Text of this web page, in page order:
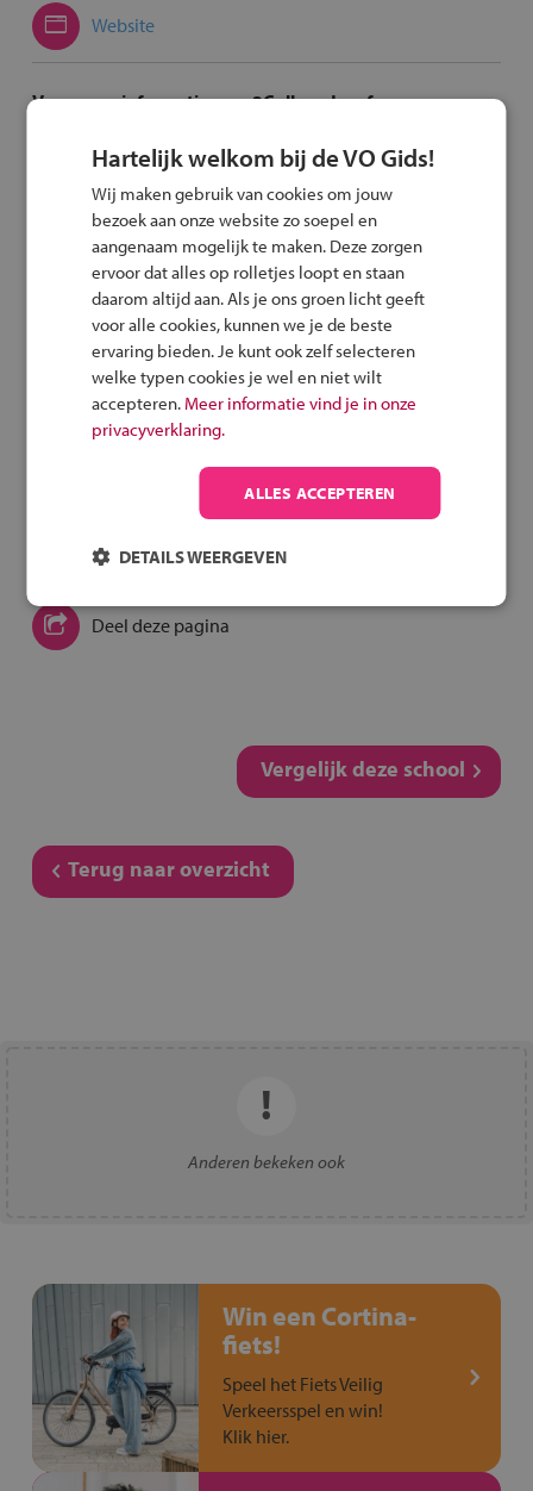
Website
Voor meer informatie over 2College Jozefmavo
Stuur een e-mail
Met de fiets of het OV
Route per fiets
Route met het OV
Speel het veilig fietsen
Deel deze pagina
Vergelijk deze school
Terug naar overzicht
Anderen bekeken ook
Win een Cortina-
fiets!
Speel het Fiets Veilig
Verkeersspel en win!
Klik hier.
Hartelijk welkom bij de VO Gids!
Wij maken gebruik van cookies om jouw
bezoek aan onze website zo soepel en
aangenaam mogelijk te maken. Deze zorgen
ervoor dat alles op rolletjes loopt en staan
daarom altijd aan. Als je ons groen licht geeft
voor alle cookies, kunnen we je de beste
ervaring bieden. Je kunt ook zelf selecteren
welke typen cookies je wel en niet wilt
accepteren. Meer informatie vind je in onze
privacyverklaring.
ALLES ACCEPTEREN
DETAILS WEERGEVEN